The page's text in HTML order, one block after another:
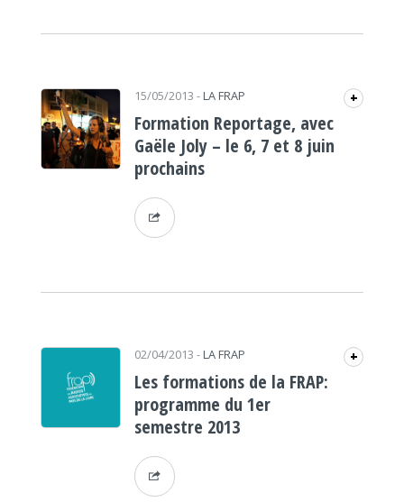
15/05/2013- LA FRAP +
Formation Reportage, avec
Gaële Joly – le 6, 7 et 8 juin
prochains
02/04/2013- LA FRAP +
Les formations de la FRAP:
programme du 1er
semestre 2013